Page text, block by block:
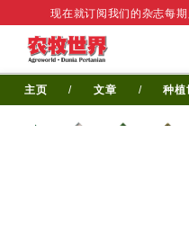
现在就订阅我们的杂志每
主页 / 文章 / 种植